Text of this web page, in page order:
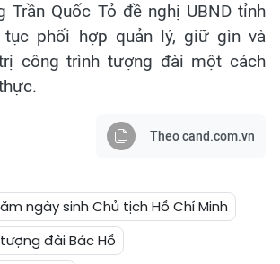
Trần Quốc Tỏ đề nghị UBND tỉnh
tục phối hợp quản lý, giữ gìn và
công trình tượng đài một cách
Theo cand.com.vn
ngày sinh Chủ tịch Hồ Chí Minh
đài Bác Hồ